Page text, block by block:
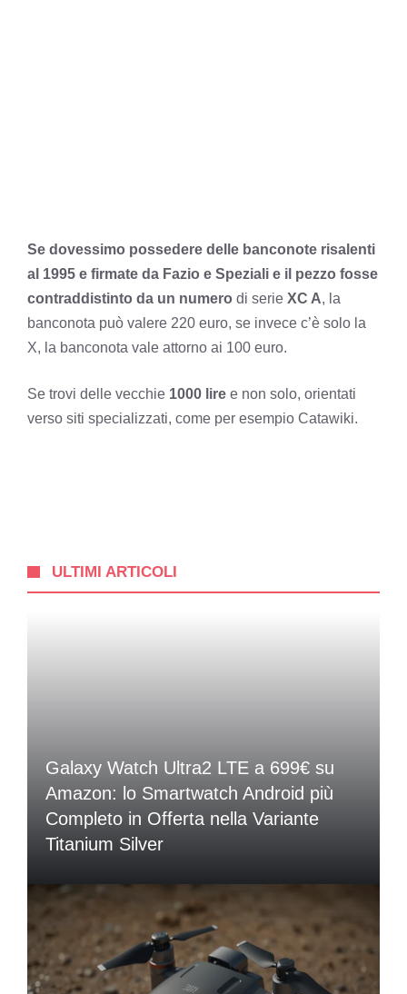
Se dovessimo possedere delle banconote risalenti
al 1995 e firmate da Fazio e Speziali e il pezzo fosse
contraddistinto da un numero di serie XC A, la
banconota può valere 220 euro, se invece c’è solo la
X, la banconota vale attorno ai 100 euro.
Se trovi delle vecchie 1000 lire e non solo, orientati
verso siti specializzati, come per esempio Catawiki.
ULTIMI ARTICOLI
Galaxy Watch Ultra2 LTE a 699€ su
Amazon: lo Smartwatch Android più
Completo in Offerta nella Variante
Titanium Silver